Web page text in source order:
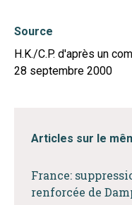
Source
H.K./C.P. d'après un
28 septembre 2000
Articles sur le
France:
renforcée de